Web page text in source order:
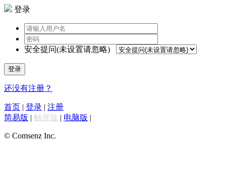
登录
安全提问(未设置请忽略)
登录
还没有注册？
首页 | 登录 | 注册
简易版 | 触屏版 | 电脑版 |
© Comsenz Inc.